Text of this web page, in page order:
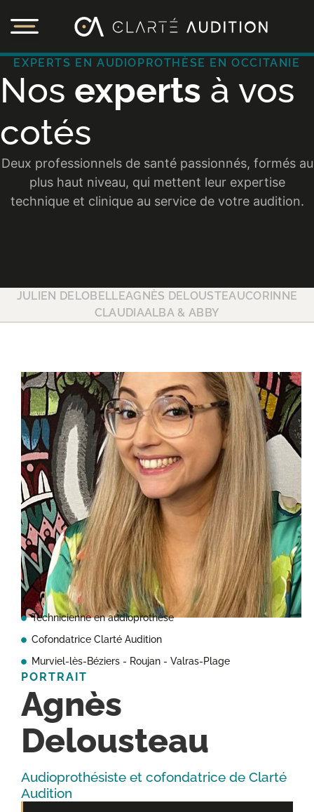
EXPERTS EN AUDIOPROTHÈSE EN OCCITANIE
Nos experts à vos
cotés
Deux professionnels de santé passionnés, formés au
plus haut niveau, qui mettent leur expertise
technique et clinique au service de votre audition.
JULIEN DELOBELLEAGNÈS DELOUSTEAUCORINNE
CLAUDIAALBA & ABBY
Technicienne en audioprothèse
Cofondatrice Clarté Audition
Murviel-lès-Béziers - Roujan - Valras-Plage
PORTRAIT
Agnès
Delousteau
Audioprothésiste et cofondatrice de Clarté
Audition